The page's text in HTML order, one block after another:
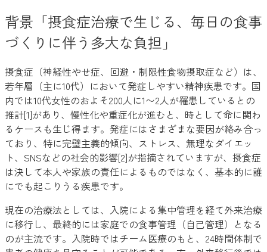
背景「摂食症治療で生じる、毎日の食事
づくりに伴う多大な負担」
摂食症（神経性やせ症、回避・制限性食物摂取症など）は、
若年層（主に10代）において発症しやすい精神疾患です。国
内では10代女性のおよそ200人に1〜2人が罹患しているとの
推計[1]があり、慢性化や重症化が進むと、時として命に関わ
るケースも生じ得ます。発症にはさまざまな要因が絡み合っ
ており、特に完璧主義的傾向、ストレス、無理なダイエッ
ト、SNSなどの社会的影響[2]が指摘されていますが、摂食症
は決して本人や家族の責任によるものではなく、基本的に誰
にでも起こりうる疾患です。
現在の治療法としては、入院による集中管理を経て外来治療
に移行し、最終的には家庭での食事管理（自己管理）となる
のが主流です。入院時ではチーム医療のもと、24時間体制で